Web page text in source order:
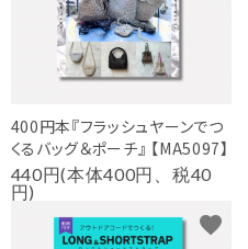
400円本『フラッシュヤーンでつ
くるバッグ＆ポーチ』 【MA5097】
440円(本体400円、税40
円)
favorite